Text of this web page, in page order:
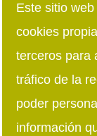
Viernes: 8:00h ·
Síguenos en
Este sitio
cookies
terceros para
tráfico de la
poder
información